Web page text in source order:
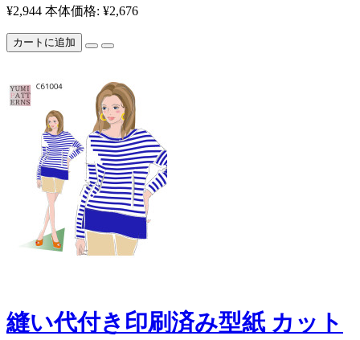
¥2,944 本体価格: ¥2,676
カートに追加
縫い代付き印刷済み型紙 カット